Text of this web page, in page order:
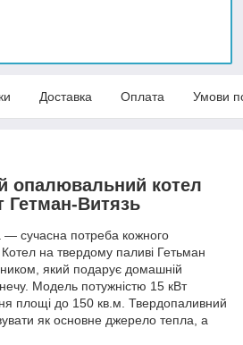
Доставка Оплата Умови
опалювальний котел
Гетман-Витязь
сучасна потреба кожного
на твердому паливі Гетьман
який подарує домашній
Модель потужністю 15 кВт
площі до 150 кв.м. Твердопаливний
як основне джерело тепла, а